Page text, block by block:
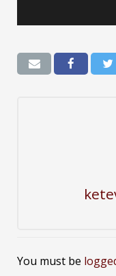
You must be